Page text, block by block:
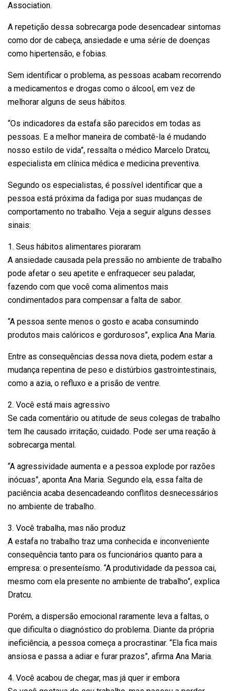
Association.
A repetição dessa sobrecarga pode desencadear sintomas
como dor de cabeça, ansiedade e uma série de doenças
como hipertensão, e fobias.
Sem identificar o problema, as pessoas acabam recorrendo
a medicamentos e drogas como o álcool, em vez de
melhorar alguns de seus hábitos.
“Os indicadores da estafa são parecidos em todas as
pessoas. E a melhor maneira de combatê-la é mudando
nosso estilo de vida”, ressalta o médico Marcelo Dratcu,
especialista em clínica médica e medicina preventiva.
Segundo os especialistas, é possível identificar que a
pessoa está próxima da fadiga por suas mudanças de
comportamento no trabalho. Veja a seguir alguns desses
sinais:
1. Seus hábitos alimentares pioraram
A ansiedade causada pela pressão no ambiente de trabalho
pode afetar o seu apetite e enfraquecer seu paladar,
fazendo com que você coma alimentos mais
condimentados para compensar a falta de sabor.
“A pessoa sente menos o gosto e acaba consumindo
produtos mais calóricos e gordurosos”, explica Ana Maria.
Entre as consequências dessa nova dieta, podem estar a
mudança repentina de peso e distúrbios gastrointestinais,
como a azia, o refluxo e a prisão de ventre.
2. Você está mais agressivo
Se cada comentário ou atitude de seus colegas de trabalho
tem lhe causado irritação, cuidado. Pode ser uma reação à
sobrecarga mental.
“A agressividade aumenta e a pessoa explode por razões
inócuas”, aponta Ana Maria. Segundo ela, essa falta de
paciência acaba desencadeando conflitos desnecessários
no ambiente de trabalho.
3. Você trabalha, mas não produz
A estafa no trabalho traz uma conhecida e inconveniente
consequência tanto para os funcionários quanto para a
empresa: o presenteísmo. “A produtividade da pessoa cai,
mesmo com ela presente no ambiente de trabalho”, explica
Dratcu.
Porém, a dispersão emocional raramente leva a faltas, o
que dificulta o diagnóstico do problema. Diante da própria
ineficiência, a pessoa começa a procrastinar. “Ela fica mais
ansiosa e passa a adiar e furar prazos”, afirma Ana Maria.
4. Você acabou de chegar, mas já quer ir embora